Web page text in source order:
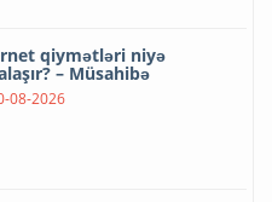
qiymətləri niyə
– Müsahibə
08-2026